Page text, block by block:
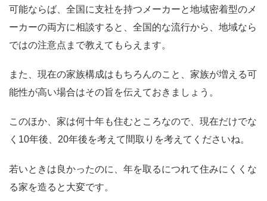
可能ならば、全国に支社を持つメーカーと地域密着型のメ
ーカーの両方に相談すると、全国的な流行から、地域なら
ではの注意点まで教えてもらえます。
また、現在の家族構成はもちろんのこと、家族が増える可
能性が高い場合はその旨を伝えておきましょう。
このほか、家は何十年も住むところなので、現在だけでな
く10年後、20年後を考えて間取りを考えてくださいね。
若いときは良かったのに、年を取るにつれて住みにくくな
る家を造ると大変です。